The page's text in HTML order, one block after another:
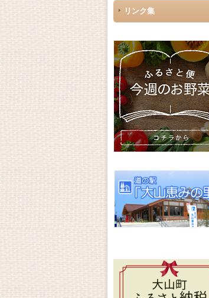
リンク集